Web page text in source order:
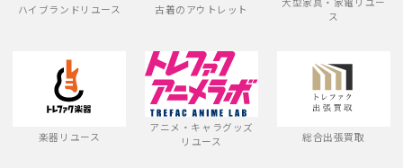
ハイブランドリユース 古着のアウトレット
ス
楽器リユース
アニメ・キャラグッズ
リユース
総合出張買取